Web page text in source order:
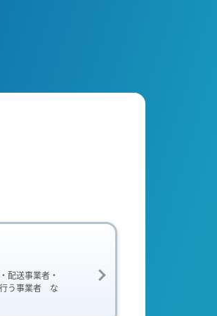
配送事業者・
行う事業者 な